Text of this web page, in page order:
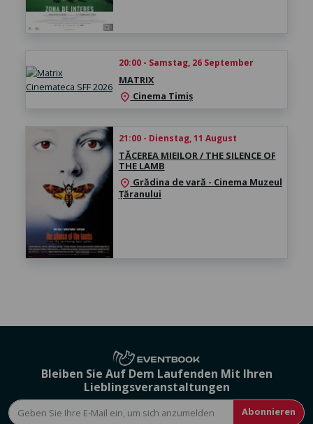
20:00 - Samstag, 26 September
MATRIX
location_on Cinema Timiș
21:00 - Dienstag, 11 August
TĂCEREA MIEILOR / THE SILENCE OF
THE LAMB
location_on Grădina de vară - Cinema Muzeul
Țăranului
Bleiben Sie Auf Dem Laufenden Mit Ihren
Lieblingsveranstaltungen
Abonnieren